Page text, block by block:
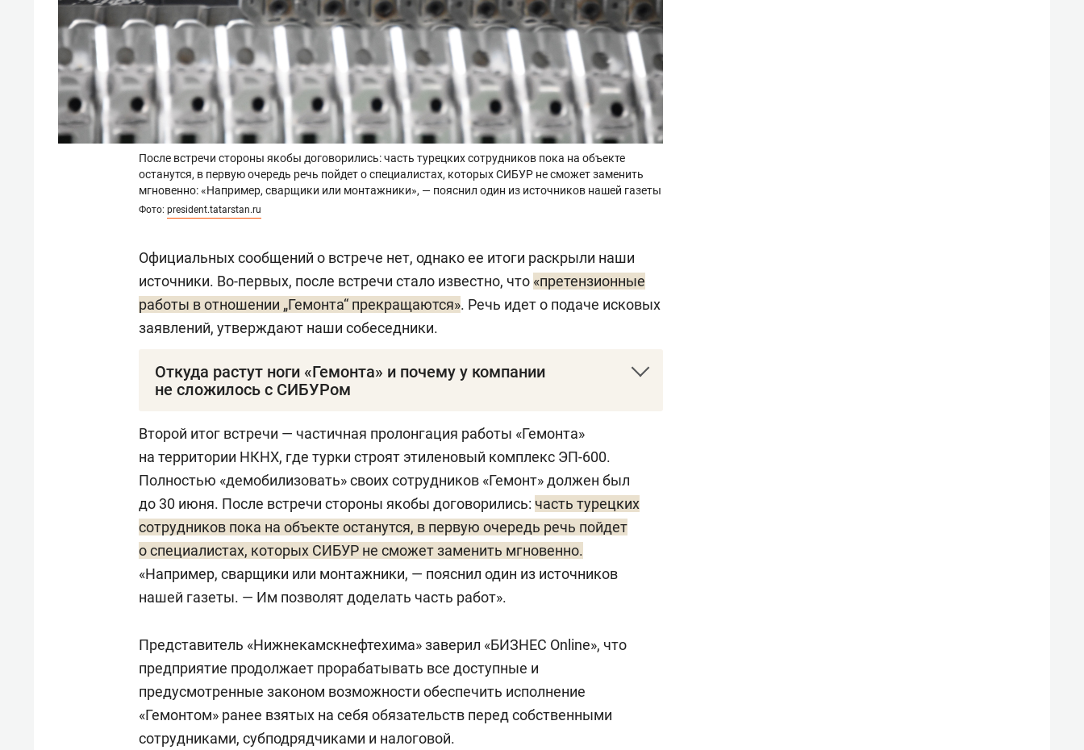
После встречи стороны якобы договорились: часть турецких сотрудников пока на объекте
останутся, в первую очередь речь пойдет о специалистах, которых СИБУР не сможет заменить
мгновенно: «Например, сварщики или монтажники», — пояснил один из источников нашей газеты
Фото: president.tatarstan.ru
Официальных сообщений о встрече нет, однако ее итоги раскрыли наши
источники. Во-первых, после встречи стало известно, что «претензионные
работы в отношении „Гемонта“ прекращаются». Речь идет о подаче исковых
заявлений, утверждают наши собеседники.
Откуда растут ноги «Гемонта» и почему у компании
не сложилось с СИБУРом
находится в Стамбуле. Фирма специализируется на строительстве
промышленных комплексов. Также у «Гемонта» есть свое производство
промышленного оборудования и металлоконструкций в Измите.
Первое «пришествие» турок в Татарстан случилось в 2014-м, тогда
компания начала строительство многострадального комплекса глубокой
переработки тяжелых остатков для ТАИФ-НК. Кто-то считает, что свою
роль сыграли давние связи Татарстана с Турцией, поэтому исполнителя
к проекту по своим соображениям подтащил лично
Владимир Пресняков
который в структуре ТАИФа курировал нефтепереработку. Как бы
то ни было, с грехом пополам КГПТО возвели, сложности с эксплуатацией
комплекса едва ли можно спихнуть на строителей.
Второй итог встречи — частичная пролонгация работы «Гемонта»
на территории НКНХ, где турки строят этиленовый комплекс ЭП-600.
Полностью «демобилизовать» своих сотрудников «Гемонт» должен был
до 30 июня. После встречи стороны якобы договорились: часть турецких
сотрудников пока на объекте останутся, в первую очередь речь пойдет
о специалистах, которых СИБУР не сможет заменить мгновенно.
«Например, сварщики или монтажники, — пояснил один из источников
нашей газеты. — Им позволят доделать часть работ».
Представитель «Нижнекамскнефтехима» заверил «БИЗНЕС Online», что
предприятие продолжает прорабатывать все доступные и
предусмотренные законом возможности обеспечить исполнение
«Гемонтом» ранее взятых на себя обязательств перед собственными
сотрудниками, субподрядчиками и налоговой.